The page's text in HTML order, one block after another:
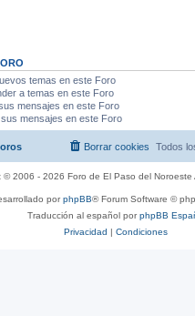
temas en este Foro
a temas en este Foro
mensajes en este Foro
mensajes en este Foro
Todos
Borrar cookies
© 2006 - 2026 Foro de El Paso del Noroeste
porphpBB® Forum Software ©
Traducción al español porphpBB
Privacidad | Condiciones